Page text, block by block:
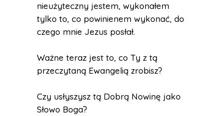
nieużyteczny jestem, wykonałem
tylko to, co powinienem wykonać, do
czego mnie Jezus posłał.
Ważne teraz jest to, co Ty z tą
przeczytaną Ewangelią zrobisz?
Czy usłyszysz tą Dobrą Nowinę jako
Słowo Boga?